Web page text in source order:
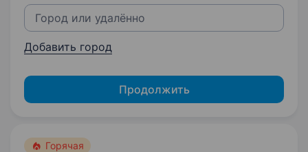
Добавить город
Продолжить
Горячая